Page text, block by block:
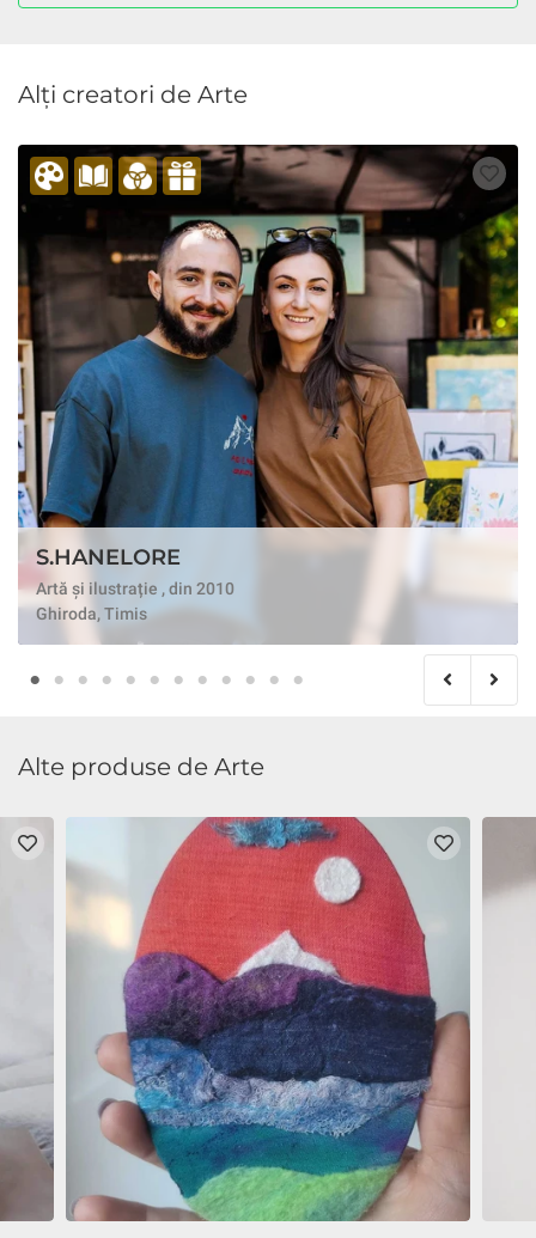
Alți creatori de Arte
S.HANELORE
Artă și ilustrație , din 2010
Ghiroda, Timis
Alte produse de Arte